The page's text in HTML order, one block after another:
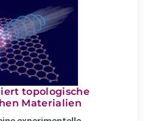
topologische
Materialien